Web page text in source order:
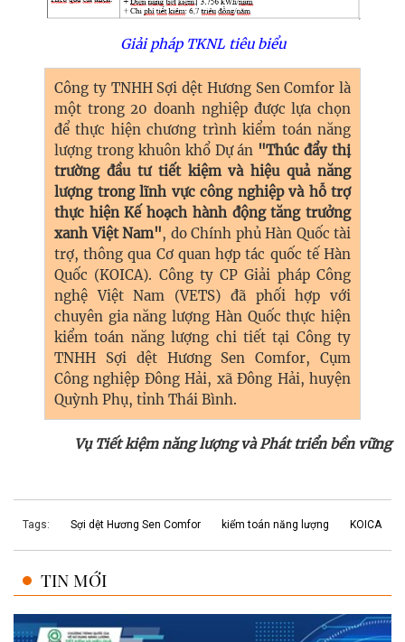
Giải pháp TKNL tiêu biểu
Công ty TNHH Sợi dệt Hương Sen Comfor là
một trong 20 doanh nghiệp được lựa chọn
để thực hiện chương trình kiểm toán năng
lượng trong khuôn khổ Dự án "Thúc đẩy thị
trường đầu tư tiết kiệm và hiệu quả năng
lượng trong lĩnh vực công nghiệp và hỗ trợ
thực hiện Kế hoạch hành động tăng trưởng
xanh Việt Nam", do Chính phủ Hàn Quốc tài
trợ, thông qua Cơ quan hợp tác quốc tế Hàn
Quốc (KOICA). Công ty CP Giải pháp Công
nghệ Việt Nam (VETS) đã phối hợp với
chuyên gia năng lượng Hàn Quốc thực hiện
kiểm toán năng lượng chi tiết tại Công ty
TNHH Sợi dệt Hương Sen Comfor,Cụm
Công nghiệp Đông Hải, xã Đông Hải, huyện
Quỳnh Phụ, tỉnh Thái Bình.
Vụ Tiết kiệm năng lượng và Phát triển bền vững
Tags: Sợi dệt Hương Sen Comfor kiểm toán năng lượng KOICA
TIN MỚI